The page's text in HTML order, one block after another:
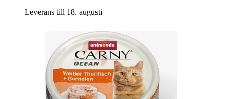
Leverans till 18. augusti